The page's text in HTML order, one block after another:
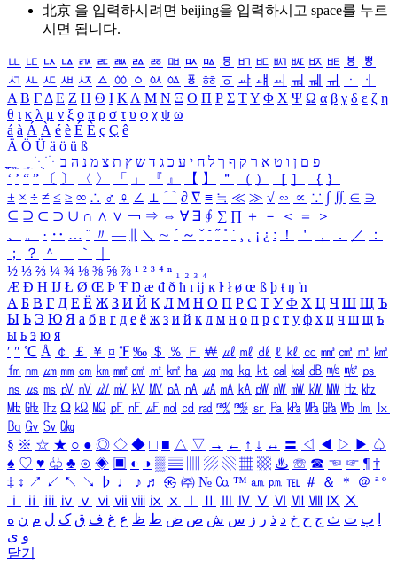
北京 을 입력하시려면 beijing을 입력하시고 space를 누르
시면 됩니다.
ㅥ ㅦ ㅧ ㅨ ㅩ ㅪ ㅫ ㅬ ㅭ ㅮ ㅯ ㅰ ㅱ ㅲ ㅳ ㅴ ㅵ ㅶ ㅷ ㅸ
ㅹ
ㅺ ㅻ ㅼ ㅽ ㅾ ㅿ ㆀ ㆁ ㆂ ㆃ ㆄ ㆅ ㆆ ㆇ ㆈ ㆉ ㆊ ㆋ ㆌ ㆍ
ㆎ
Α Β ΓΔ Ε Ζ Η Θ Ι ΚΛ Μ Ν Ξ Ο Π Ρ Σ ΤΥ Φ Χ Ψ Ω α β γ δ ε ζ η
θ ι κ λ μ ν ξ ο π ρ σ τ υ φ χ ψ ω
á à Á À é è É È ç Ç ê
Ä Ö Ü ä ö ü ß
ִֶֹ ֻּ ׁׂ פ ם ן ו ט א ר ק ף ך ל ח י ע כ ג ד ש ץ ת צ מ נ ה ב
‘ ’ “ ” 〔 〕 〈 〉 「 」 『 』 【 】 ＂ （ ） ［ ］ ｛ ｝
± × ÷ ≠ ≤ ≥ ∞ ∴ ♂ ♀ ∠ ⊥ ⌒ ∂ ∇ ≡ ≒ ≪ ≫ √ ∽ ∝ ∵ ∫ ∬ ∈ ∋
⊆ ⊇ ⊂ ⊃ ∪ ∩ ∧ ∨ ￢ ⇒ ⇔ ∀ ∃ ∮ ∑ ∏ ＋ － ＜ ＝
＞
、
。 · ‥ … ¨ 〃 ― ＼ ∼ ´ ～ ˇ ˘ ˝ ˚ ˙ ¸ ¡ ¿ ː ！ ＇ ， ． ／
：
；
？ ＾ ｀
½ ⅓ ⅔ ¼ ¾ ⅛ ⅜ ⅝ ⅞ ¹ ² ³ ⁴ ⁿ ₁ ₂ ₃ ₄
Æ Ð Ħ Ĳ Ł Ø Œ Þ Ŧ Ŋ æ đ ð ħ ı ĳ ĸ ŀ ł ø œ ß þ ŧ ŋ ŉ
А Б В Г Д Е Ё Ж З И Й К Л М Н О П Р С Т У Ф Х Ц Ч Ш Щ Ъ
Ы Ь Э Ю Я а б в г д е ё ж з и й к л м н о п р с т у ф х ц ч ш щ ъ
ы ь э ю я
′ ″ ℃ Å ￠ ￡ ￥ ¤ ℉ ‰ ＄ ％ Ｆ ￦ ㎕ ㎖ ㎗ ℓ ㎘ ㏄ ㎣ ㎤ ㎥ ㎦
㎙ ㎚ ㎛ ㎜ ㎝ ㎞ ㎟ ㎠ ㎡ ㎢ ㏊ ㎍ ㎎ ㎏ ㏏ ㎈ ㎉ ㏈ ㎧ ㎨ ㎰
㎱ ㎲ ㎳ ㎴ ㎵ ㎶ ㎷ ㎸ ㎹ ㎀ ㎁ ㎂ ㎃ ㎄ ㎺ ㎻ ㎽ ㎾ ㎿ ㎐ ㎑
㎒ ㎓ ㎔ Ω ㏀ ㏁ ㎊ ㎋ ㎌ ㏖ ㏅ ㎭ ㎮ ㎯ ㏛ ㎩ ㎪ ㎫ ㎬ ㏝ ㏐
㏓
㏃ ㏉ ㏜ ㏆
§ ※ ☆ ★ ○ ● ◎ ◇ ◆ □ ■ △ ▽ → ← ↑ ↓ ↔ 〓 ◁ ◀ ▷ ▶ ♤
♠ ♡ ♥ ♧ ♣ ⊙ ◈ ▣ ◐ ◑ ▒ ▤ ▨ ▧ ▦ ▩ ♨ ☏ ☎ ☜ ☞ ¶ †
‡ ↕ ↗ ↙ ↖ ↘ ♭ ♩ ♪ ♬ ㉿ ㈜ № ㏇ ™ ㏂ ㏘ ℡ ＃ ＆ ＊ ＠ ª º
ⅰ
ⅱ ⅲ ⅳ ⅴ ⅵ ⅶ ⅷ ⅸ ⅹ Ⅳ Ⅴ Ⅵ Ⅶ Ⅷ Ⅸ Ⅹ
ب ت ث ج ح خ د ذ ر ز س ش ص ض ط ظ ع غ ف ق ک ل م ن ه
و ی
닫기